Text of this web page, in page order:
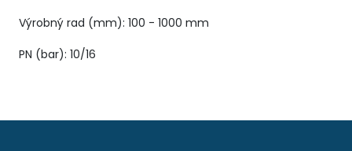
Výrobný rad (mm): 100 - 1000 mm
PN (bar): 10/16